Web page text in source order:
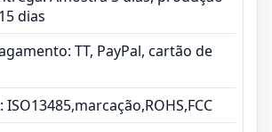
dias
TT, PayPal, cartão de